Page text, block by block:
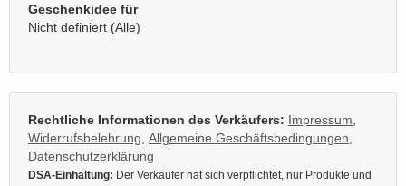
Geschenkidee für
Nicht definiert (Alle)
Rechtliche Informationen des Verkäufers: Impressum
Widerrufsbelehrung Allgemeine Geschäftsbedingungen
Datenschutzerklärung
DSA-Einhaltung: Der Verkäufer hat sich verpflichtet, nur Produkte und